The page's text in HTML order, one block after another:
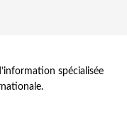
spécialisée